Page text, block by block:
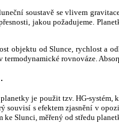
soustavě se vlivem
jakou požadujeme.
objektu od Slunce, rychlost a
rovnováze.
je použit tzv. HG-systém,
souvisí s efektem zjasnění v
ke Slunci, měřený od středu